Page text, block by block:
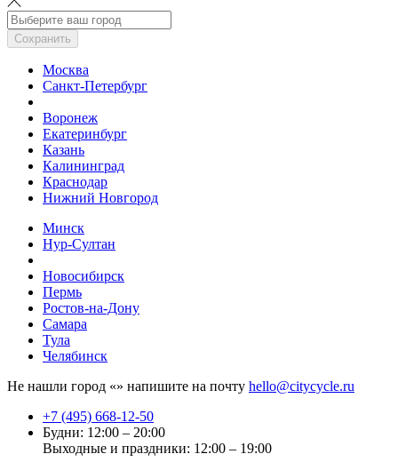
Сохранить
Москва
Санкт-Петербург
Воронеж
Екатеринбург
Казань
Калининград
Краснодар
Нижний Новгород
Минск
Нур-Султан
Новосибирск
Пермь
Ростов-на-Дону
Самара
Тула
Челябинск
Не нашли город «» напишите на почту hello@citycycle.ru
+7 (495) 668-12-50
Будни: 12:00 – 20:00
Выходные и праздники: 12:00 – 19:00